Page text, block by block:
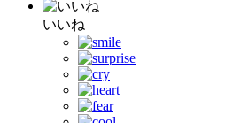
いいね